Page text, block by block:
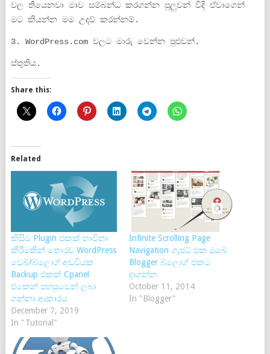
වල තියෙනවා මාව සම්බන්ධ කරගන්න පුලුවන් විදි ඒවාගෙන්
මට කියන්න මම උදව් කරන්නම්.
3. WordPress.com වලට මාරු වෙන්න පුළුවන්.
ස්තුතිය.
Share this:
Related
කිසිම Plugin එකක් භාවිතා
කිරීමකින් තොරව WordPress
වෙබ්/බ්ලොග් අඩවියක
Backup එකක් Cpanel
එකෙන් පහසුවෙන් ලබා
ගන්නා ආකාරය
December 7, 2019
In "Tutorial"
Infinite Scrolling Page
Navigation ගැජට් එක ඔබේ
Blogger බ්ලොග් එකට
දාගන්න
October 11, 2014
In "Blogger"